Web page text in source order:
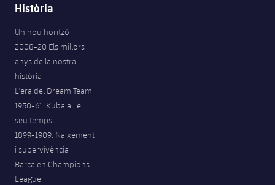
Història
Un nou horitzó
2008-20 Els millors
anys de la nostra
història
L'era del Dream Team
1950-61. Kubala i el
seu temps
1899-1909. Naixement
i supervivència
Barça en Champions
League